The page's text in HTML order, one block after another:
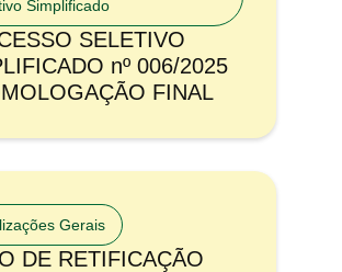
Simplificado
SELETIVO
nº 006/2025
FINAL
Gerais
DE RETIFICAÇÃO